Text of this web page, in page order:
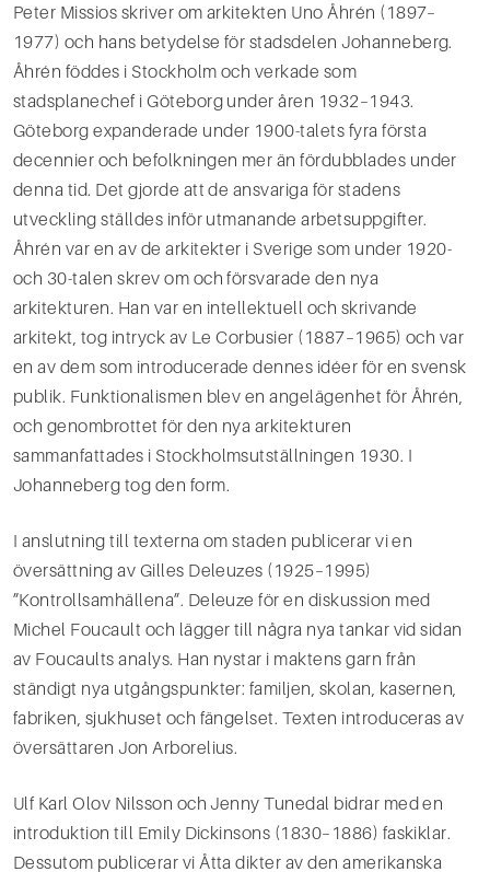
Peter Missios skriver om arkitekten Uno Åhrén (1897–
1977) och hans betydelse för stadsdelen Johanneberg.
Åhrén föddes i Stockholm och verkade som
stadsplanechef i Göteborg under åren 1932–1943.
Göteborg expanderade under 1900-talets fyra första
decennier och befolkningen mer än fördubblades under
denna tid. Det gjorde att de ansvariga för stadens
utveckling ställdes inför utmanande arbetsuppgifter.
Åhrén var en av de arkitekter i Sverige som under 1920-
och 30-talen skrev om och försvarade den nya
arkitekturen. Han var en intellektuell och skrivande
arkitekt, tog intryck av Le Corbusier (1887–1965) och var
en av dem som introducerade dennes idéer för en svensk
publik. Funktionalismen blev en angelägenhet för Åhrén,
och genombrottet för den nya arkitekturen
sammanfattades i Stockholmsutställningen 1930. I
Johanneberg tog den form.
I anslutning till texterna om staden publicerar vi en
översättning av Gilles Deleuzes (1925–1995)
”Kontrollsamhällena”. Deleuze för en diskussion med
Michel Foucault och lägger till några nya tankar vid sidan
av Foucaults analys. Han nystar i maktens garn från
ständigt nya utgångspunkter: familjen, skolan, kasernen,
fabriken, sjukhuset och fängelset. Texten introduceras av
översättaren Jon Arborelius.
Ulf Karl Olov Nilsson och Jenny Tunedal bidrar med en
introduktion till Emily Dickinsons (1830–1886) faskiklar.
Dessutom publicerar vi Åtta dikter av den amerikanska